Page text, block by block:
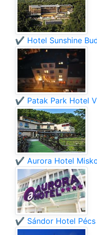
✔️ Hotel Sunshine
✔️ Patak Park Hotel
✔️ Aurora Hotel
✔️ Sándor Hotel